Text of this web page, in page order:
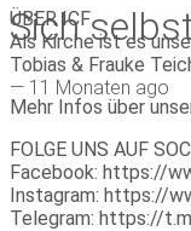
Sich
— 11 Monaten ago
ÜBER ICF
Als Kirche ist es
Tobias & Frauke
Mehr Infos über
FOLGE UNS AUF
Facebook: https://
Instagram: https://
Telegram: https://